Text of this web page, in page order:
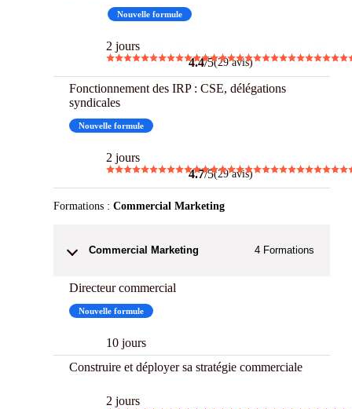
Nouvelle formule
2 jours
4.4/5(29 avis)
Fonctionnement des IRP : CSE, délégations
syndicales
Nouvelle formule
2 jours
4.7/5(29 avis)
Formations : Commercial Marketing
Commercial Marketing 4 Formations
Directeur commercial
Nouvelle formule
10 jours
Construire et déployer sa stratégie commerciale
2 jours